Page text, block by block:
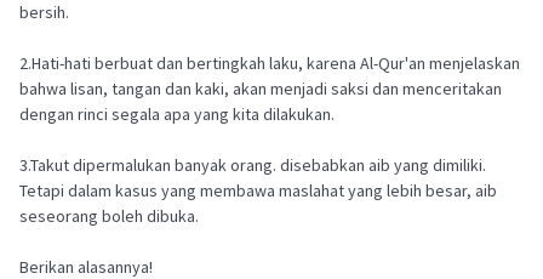
bersih.
2.Hati-hati berbuat dan bertingkah laku, karena Al-Qur'an menjelaskan
bahwa lisan, tangan dan kaki, akan menjadi saksi dan menceritakan
dengan rinci segala apa yang kita dilakukan.
3.Takut dipermalukan banyak orang. disebabkan aib yang dimiliki.
Tetapi dalam kasus yang membawa maslahat yang lebih besar, aib
seseorang boleh dibuka.
Berikan alasannya!